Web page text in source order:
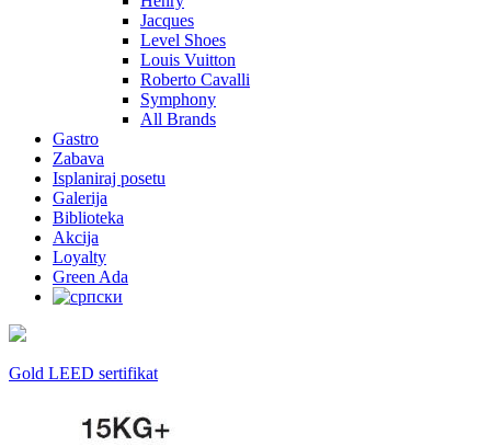
Jacques
Level Shoes
Louis Vuitton
Roberto Cavalli
Symphony
All Brands
Gastro
Zabava
Isplaniraj posetu
Galerija
Biblioteka
Akcija
Loyalty
Green Ada
Gold LEED sertifikat